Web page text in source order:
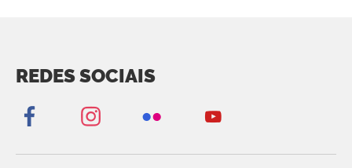
REDES SOCIAIS